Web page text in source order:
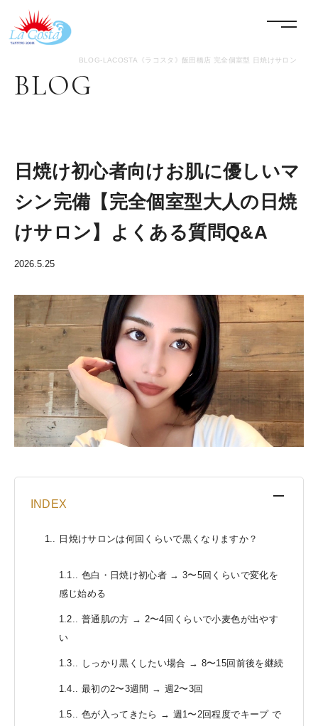
BLOG-LACOSTA《ラコスタ》飯田橋店 完全個室型 日焼けサロン
BLOG
日焼け初心者向けお肌に優しいマ
シン完備【完全個室型大人の日焼
けサロン】よくある質問Q&A
2026.5.25
INDEX
1. 日焼けサロンは何回くらいで黒くなりますか？
1.1.
色白・日焼け初心者 → 3〜5回くらいで変化を
感じ始める
1.2.
普通肌の方 → 2〜4回くらいで小麦色が出やす
い
1.3. しっかり黒くしたい場合 → 8〜15回前後を継続
1.4. 最初の2〜3週間 → 週2〜3回
1.5.
色が入ってきたら → 週1〜2回程度でキープ で
menu